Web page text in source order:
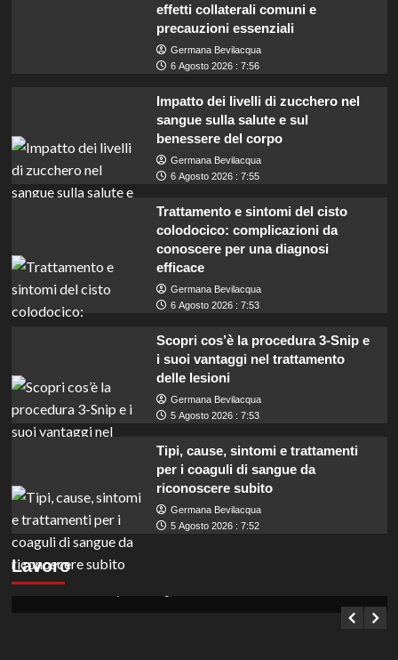
effetti collaterali comuni e
precauzioni essenziali
Germana Bevilacqua
6 Agosto 2026 : 7:56
Impatto dei livelli di zucchero nel
sangue sulla salute e sul
benessere del corpo
Germana Bevilacqua
6 Agosto 2026 : 7:55
Trattamento e sintomi del cisto
colodocico: complicazioni da
conoscere per una diagnosi
efficace
Germana Bevilacqua
6 Agosto 2026 : 7:53
Scopri cos’è la procedura 3-Snip e
i suoi vantaggi nel trattamento
delle lesioni
Germana Bevilacqua
5 Agosto 2026 : 7:53
Tipi, cause, sintomi e trattamenti
per i coaguli di sangue da
riconoscere subito
Germana Bevilacqua
5 Agosto 2026 : 7:52
Lavoro
Lavoro per insegnanti con INDIRE: guadagna
200 euro al giorno in selezione pubblica.